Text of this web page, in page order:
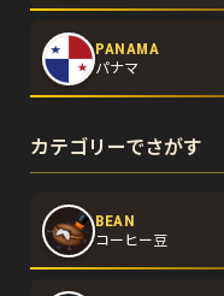
PANAMA
パナマ
カテゴリーでさがす
BEAN
コーヒー豆